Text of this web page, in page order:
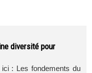
diversité pour
: Les fondements du